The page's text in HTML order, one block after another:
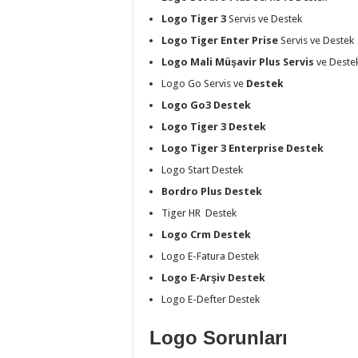
Logo Tiger 3 Servis ve Destek
Logo Tiger Enter Prise Servis ve Destek
Logo Mali Müşavir Plus Servis ve
Logo Go Servis ve Destek
Logo Go3 Destek
Logo Tiger 3 Destek
Logo Tiger 3 Enterprise Destek
Logo Start Destek
Bordro Plus Destek
Tiger HR Destek
Logo Crm Destek
Logo E-Fatura Destek
Logo E-Arşiv Destek
Logo E-Defter Destek
Logo Sorunları